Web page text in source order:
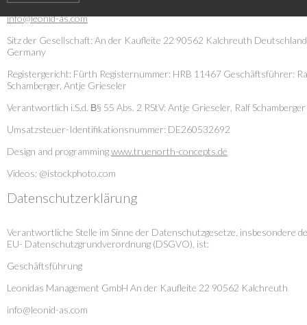
Tel:+49 (0) 911 569 035 - 0
info@leonid-as.com
Sitz der Gesellschaft:An der Kaufleite 22 90562 Kalchreuth
Germany
Registergericht: Fürth Registernummer: HRB 11467 Geschäftsführer:
Schamberger, Antje Grieseler
Verantwortlich i.S.d. В§ 55 Abs. 2 RStV:Antje Grieseler, Ralf Schamberger
Umsatzsteuer-Identifikationsnummer: DE260532692
Design and programmingwww.truenorth-concepts.de
Videos: @istockphoto.com
Datenschutzerklärung
Verantwortliche Stelle im Sinne der Datenschutzgesetze, insbesondere
EU- Datenschutzgrundverordnung (DSGVO), ist:
Geschäftsführung
Leonidas Management GmbH An der Kaufleite 22 90562 Kalchreuth
info@leonid-as.com